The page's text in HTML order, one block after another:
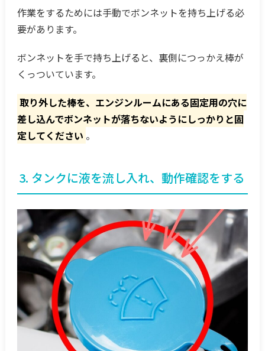
作業をするためには手動でボンネットを持ち上げる必
要があります。
ボンネットを手で持ち上げると、裏側につっかえ棒が
くっついています。
取り外した棒を、エンジンルームにある固定用の穴に
差し込んでボンネットが落ちないようにしっかりと固
定してください 。
3. タンクに液を流し入れ、動作確認をする